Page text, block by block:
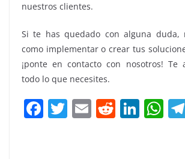
nuestros clientes.
Si te has quedado con alguna duda,
como implementar o crear tus
¡ponte en contacto con nosotros! Te
todo lo que necesites.
F T E R Li W